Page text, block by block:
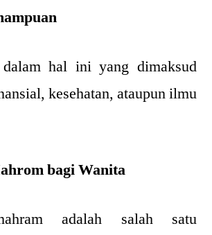
dalam hal ini yang dimaksud
kesehatan, ataupun ilmu
bagi Wanita
adalah salah satu